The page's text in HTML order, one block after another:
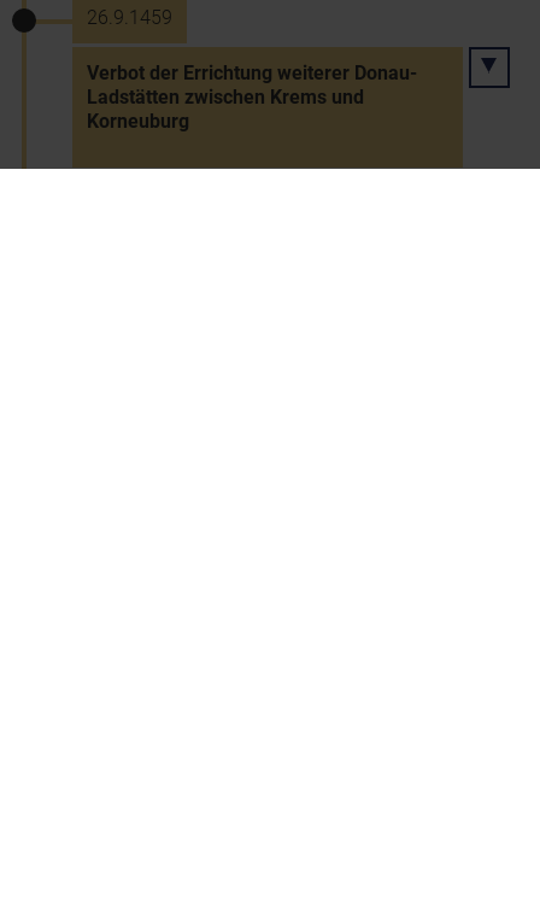
26.9.1459
Verbot der Errichtung weiterer Donau-
Ladstätten zwischen Krems und
Korneuburg